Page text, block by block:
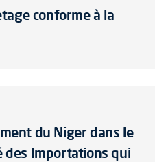
conforme à la
du Niger dans le
des Importations qui